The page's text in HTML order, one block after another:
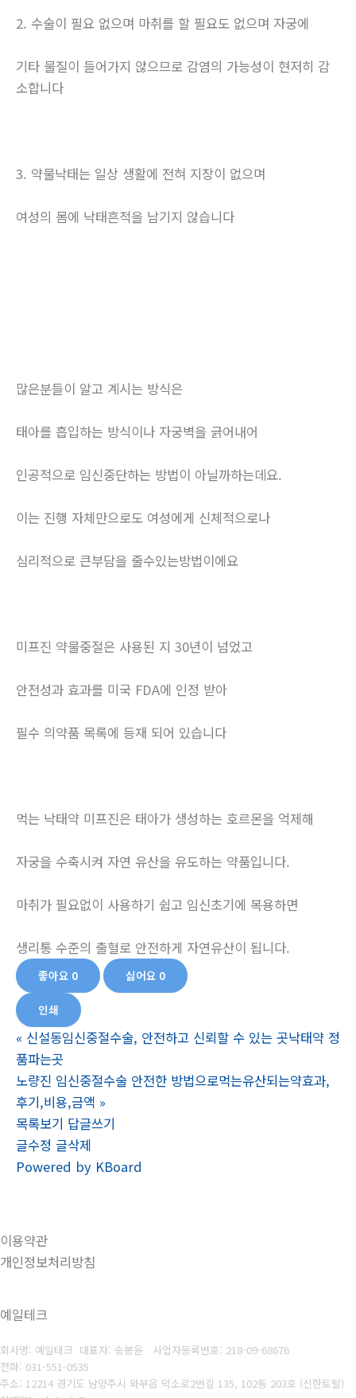
2. 수술이 필요 없으며 마취를 할 필요도 없으며 자궁에
기타 물질이 들어가지 않으므로 감염의 가능성이 현저히 감
소합니다
3. 약물낙태는 일상 생활에 전혀 지장이 없으며
여성의 몸에 낙태흔적을 남기지 않습니다
많은분들이 알고 계시는 방식은
태아를 흡입하는 방식이나 자궁벽을 긁어내어
인공적으로 임신중단하는 방법이 아닐까하는데요.
이는 진행 자체만으로도 여성에게 신체적으로나
심리적으로 큰부담을 줄수있는방법이에요
미프진 약물중절은 사용된 지 30년이 넘었고
안전성과 효과를 미국 FDA에 인정 받아
필수 의약품 목록에 등재 되어 있습니다
먹는 낙태약 미프진은 태아가 생성하는 호르몬을 억제해
자궁을 수축시켜 자연 유산을 유도하는 약품입니다.
마취가 필요없이 사용하기 쉽고 임신초기에 복용하면
생리통 수준의 출혈로 안전하게 자연유산이 됩니다.
좋아요 0 싫어요 0
인쇄
« 신설동임신중절수술, 안전하고 신뢰할 수 있는 곳낙­태약 정
품파는곳
노량진 임신중절수술 안전한 방법으로먹는유산되는약효과,
후기,비용,금액 »
목록보기 답글쓰기
글수정 글삭제
Powered by KBoard
이용약관
개인정보처리방침
예일테크
회사명: 예일테크 대표자: 송봉윤 사업자등록번호: 218-09-68676
전화: 031-551-0535
주소: 12214 경기도 남양주시 와부읍 덕소로2번길 135, 102동 203호 (신한토탈)